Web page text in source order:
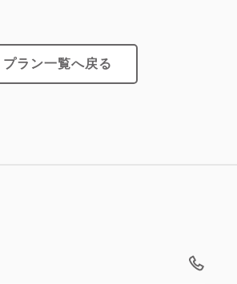
ループ・メンバーズカード
FUJITA MEMBERS」にリニュ
プラン一覧へ戻る